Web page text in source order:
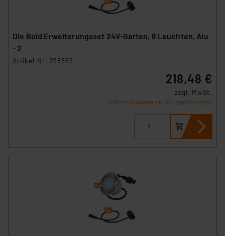
Die Bold Erweiterungsset 24V-Garten, 8 Leuchten, Alu
- 2
Artikel-Nr. 258562
218,48 €
zzgl. MwSt.
Informationen zu Versandkosten